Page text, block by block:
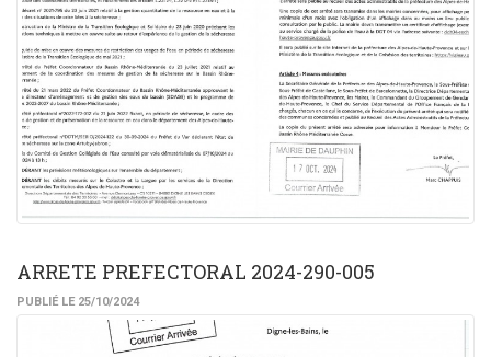
ARRETE PREFECTORAL 2024-290-005
PUBLIÉ LE 25/10/2024